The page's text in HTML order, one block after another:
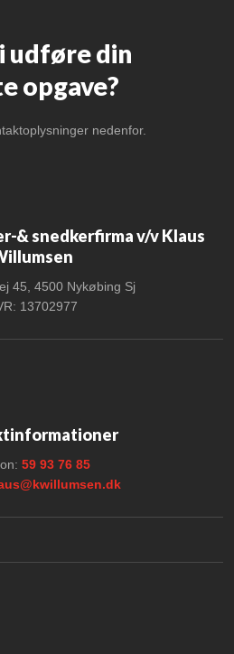
udføre din
opgave?​
nedenfor.
& snedkerfirma v/v Klaus
45, 4500 Nykøbing Sj
13702977
59 93 76 85